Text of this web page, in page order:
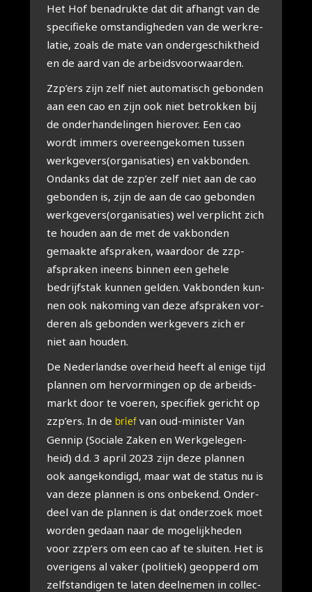
Het Hof bena­druk­te dat dit afhangt van de
spe­ci­fie­ke omstan­dig­he­den van de werk­re­
la­tie, zoals de mate van onder­ge­schikt­heid
en de aard van de arbeids­voor­waar­den.
Zzp’ers zijn zelf niet auto­ma­tisch gebon­den
aan een cao en zijn ook niet betrok­ken bij
de onder­han­de­lin­gen hier­over. Een cao
wordt immers over­een­ge­ko­men tus­sen
werkgevers(organisaties) en vak­bon­den.
Ondanks dat de zzp’er zelf niet aan de cao
gebon­den is, zijn de aan de cao gebon­den
werkgevers(organisaties) wel ver­plicht zich
te hou­den aan de met de vak­bon­den
gemaak­te afspra­ken, waar­door de zzp-
afspra­ken ineens bin­nen een gehe­le
bedrijfs­tak kun­nen gel­den. Vak­bon­den kun­
nen ook nako­ming van deze afspra­ken vor­
de­ren als gebon­den werk­ge­vers zich er
niet aan hou­den.
De Neder­land­se over­heid heeft al eni­ge tijd
plan­nen om her­vor­min­gen op de arbeids­
markt door te voe­ren, spe­ci­fiek gericht op
zzp’ers. In de brief van oud-minis­ter Van
Gen­nip (Soci­a­le Zaken en Werk­ge­le­gen­
heid) d.d. 3 april 2023 zijn deze plan­nen
ook aan­ge­kon­digd, maar wat de sta­tus nu is
van deze plan­nen is ons onbe­kend. Onder­
deel van de plan­nen is dat onder­zoek moet
wor­den gedaan naar de moge­lijk­he­den
voor zzp’ers om een cao af te slui­ten. Het is
ove­ri­gens al vaker (poli­tiek) geop­perd om
zelf­stan­di­gen te laten deel­ne­men in col­lec­